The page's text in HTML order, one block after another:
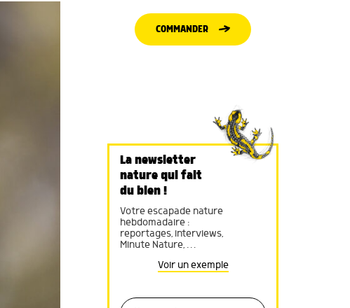
COMMANDER
La newsletter
nature qui fait
du bien !
Votre escapade nature
hebdomadaire :
reportages, interviews,
Minute Nature, …
Voir un exemple